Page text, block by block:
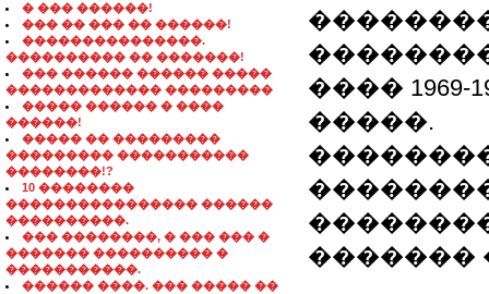
� ��� ������!
��� �� ��� �� ������!
���������������.
���������� �� �������!
��� ������ ������ �����
������������� ���������
����� ������ � ����
������!
����� �� ���������
��������� �����������
��������!?
10 ��������
���������������� ������
����������.
��� ��������, � ��� ��� �
������� ���������� �
�����������.
������ ����. ��� ����� ��
����
�����.
�������